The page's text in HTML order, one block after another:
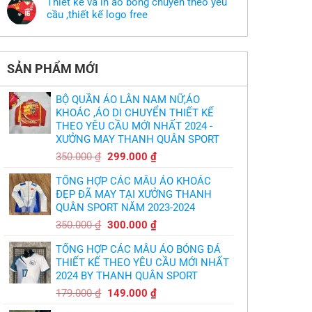
mẫu
thì
theo
yêu
kế
luận
ở
MU
thảm:
Ten
Hag
lại
trích
cầu
thủ,
thừa
nhận
sự
thật
chát
của
bầy
quỷ
nhỏ
cầu ,thiết kế logo free
có
luận
Thiết
và
in
áo
bóng
chuyền
theo
yêu
cầu
,thiết
free
SẢN PHẨM MỚI
BỘ QUẦN ÁO LÂN NAM NỮ,ÁO
KHOÁC ,ÁO DI CHUYỂN THIẾT KẾ
THEO YÊU CẦU MỚI NHẤT 2024 -
XƯỞNG MAY THANH QUÂN SPORT
350.000₫ Giá
là:
350.000 ₫.
299.000 ₫Giá
tại
là:
299.000 ₫.
TỔNG HỢP CÁC MẪU ÁO KHOÁC
ĐẸP ĐÃ MAY TẠI XƯỞNG THANH
QUÂN SPORT NĂM 2023-2024
350.000₫ Giá
là:
350.000 ₫.
300.000 ₫Giá
tại
là:
300.000 ₫.
TỔNG HỢP CÁC MẪU ÁO BÓNG ĐÁ
THIẾT KẾ THEO YÊU CẦU MỚI NHẤT
2024 BY THANH QUÂN SPORT
179.000₫ Giá
149.000 ₫Giá